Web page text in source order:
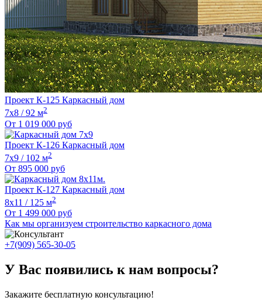
Проект К-125 Каркасный дом
7х8 / 92 м2
От 1 019 000 руб
Проект К-126 Каркасный дом
7х9 / 102 м2
От 895 000 руб
Проект К-127 Каркасный дом
8х11 / 125 м2
От 1 499 000 руб
Как мы организуем строительство каркасного дома
+7(909) 565-30-05
У Вас появились к нам вопросы?
Закажите бесплатную консультацию!